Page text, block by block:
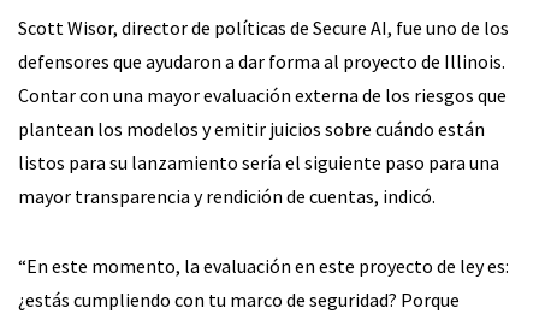
Scott Wisor, director de políticas de Secure AI, fue uno de los
defensores que ayudaron a dar forma al proyecto de Illinois.
Contar con una mayor evaluación externa de los riesgos que
plantean los modelos y emitir juicios sobre cuándo están
listos para su lanzamiento sería el siguiente paso para una
mayor transparencia y rendición de cuentas, indicó.
“En este momento, la evaluación en este proyecto de ley es:
¿estás cumpliendo con tu marco de seguridad? Porque